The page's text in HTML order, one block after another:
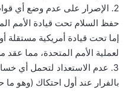
2. الإصرار على عدم وضع أي
حفظ السلام تحت قيادة الأمم
إما تحت قيادة أمريكية مستقلة
لعملية الأمم المتحدة، مما عقد
3. عدم الاستعداد لتحمل أي
بالفرار عند أول احتكاك (وهو